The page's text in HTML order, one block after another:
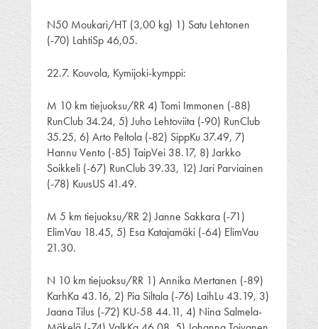
N50 Moukari/HT (3,00 kg) 1) Satu Lehtonen
(-70) LahtiSp 46,05.
22.7. Kouvola, Kymijoki-kymppi:
M 10 km tiejuoksu/RR 4) Tomi Immonen (-88)
RunClub 34.24, 5) Juho Lehtoviita (-90) RunClub
35.25, 6) Arto Peltola (-82) SippKu 37.49, 7)
Hannu Vento (-85) TaipVei 38.17, 8) Jarkko
Soikkeli (-67) RunClub 39.33, 12) Jari Parviainen
(-78) KuusUS 41.49.
M 5 km tiejuoksu/RR 2) Janne Sakkara (-71)
ElimVau 18.45, 5) Esa Katajamäki (-64) ElimVau
21.30.
N 10 km tiejuoksu/RR 1) Annika Mertanen (-89)
KarhKa 43.16, 2) Pia Siltala (-76) LaihLu 43.19, 3)
Jaana Tilus (-72) KU-58 44.11, 4) Nina Salmela-